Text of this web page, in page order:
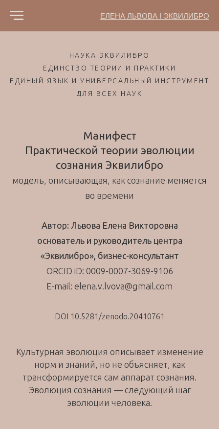
ЕЛЕНА ЛЬВОВА I ЭКВИЛИБРО
НАУКА ЭКВИЛИБРО
ЕДИНСТВО ТЕОРИИ И ПРАКТИКИ
ЕДИНЫЙ ЯЗЫК И УНИВЕРСАЛЬНЫЙ ИНСТРУМЕНТ
ДЛЯ ВСЕХ НАУК
Манифест
Практической теории эволюции
сознания Эквилибро
модель, описывающая, как сознание меняется
во времени
Автор: Львова Елена Викторовна
основатель и руководитель центра
«Эквилибро», бизнес-консультант
ORCID iD: 0009-0007-3069-9106
E-mail: elena.v.lvova@gmail.com
DOI 10.5281/zenodo.20410761
Культурная эволюция описывает изменение
норм и знаний, но не объясняет, как
трансформируется сам аппарат сознания.
Эволюция сознания — следующий шаг
эволюции человека.